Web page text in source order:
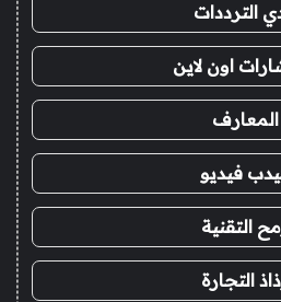
الترددات
اون لاين
المعارف
فيديو
التقنية
التجارة